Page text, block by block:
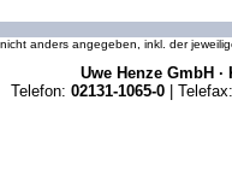
anders angegeben, inkl. der
Uwe Henze GmbH ·
Telefon: 02131-1065-0 | Telefax: